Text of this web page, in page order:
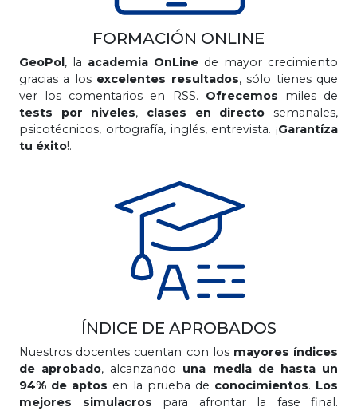
FORMACIÓN ONLINE
GeoPol, la academia OnLine de mayor crecimiento
gracias a los excelentes resultados, sólo tienes que
ver los comentarios en RSS. Ofrecemos miles de
tests por niveles, clases en directo semanales,
psicotécnicos, ortografía, inglés, entrevista. ¡Garantíza
tu éxito!.
ÍNDICE DE APROBADOS
Nuestros docentes cuentan con los mayores índices
de aprobado, alcanzando una media de hasta un
94% de aptos en la prueba de conocimientos. Los
mejores simulacros para afrontar la fase final.